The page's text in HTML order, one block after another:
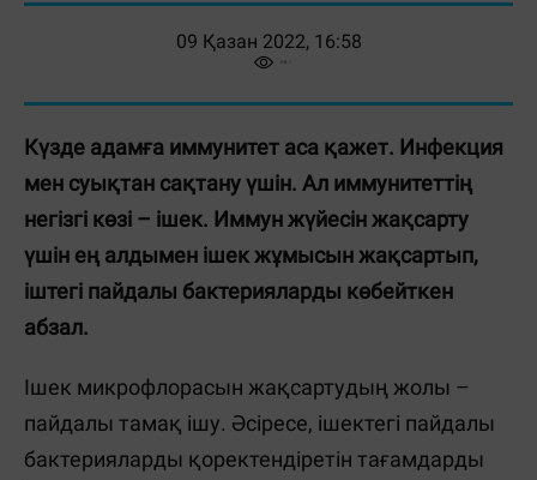
09 Қазан 2022, 16:58
Күзде адамға иммунитет аса қажет. Инфекция
мен суықтан сақтану үшін. Ал иммунитеттің
негізгі көзі – ішек. Иммун жүйесін жақсарту
үшін ең алдымен ішек жұмысын жақсартып,
іштегі пайдалы бактерияларды көбейткен
абзал.
Ішек микрофлорасын жақсартудың жолы –
пайдалы тамақ ішу. Әсіресе, ішектегі пайдалы
бактерияларды қоректендіретін тағамдарды